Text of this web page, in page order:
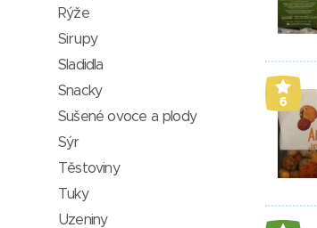
6
Rýže
Sirupy
Sladidla
Snacky
Sušené ovoce a plody
Sýr
Těstoviny
Tuky
Uzeniny